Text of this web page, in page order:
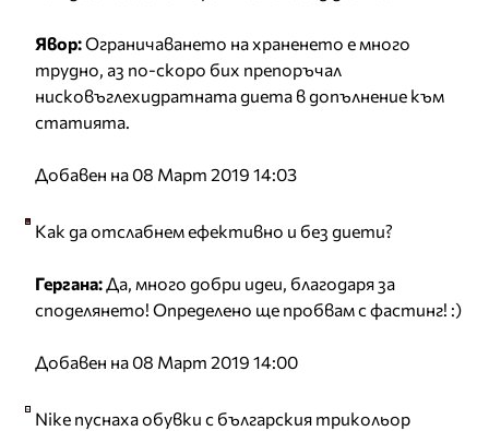
Явор:Ограничаването на храненето е много
трудно, аз по-скоро бих препоръчал
нисковъглехидратната диета в допълнение към
статията.
Добавен на 08 Март 2019 14:03
Как да отслабнем ефективно и без диети?
Гергана:Да, много добри идеи, благодаря за
споделянето! Определено ще пробвам с фастинг! :)
Добавен на 08 Март 2019 14:00
Nike пуснаха обувки с българския трикольор